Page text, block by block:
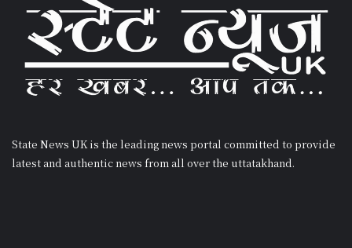
State News UK is the leading news portal committed to provide
latest and authentic news from all over the uttatakhand.